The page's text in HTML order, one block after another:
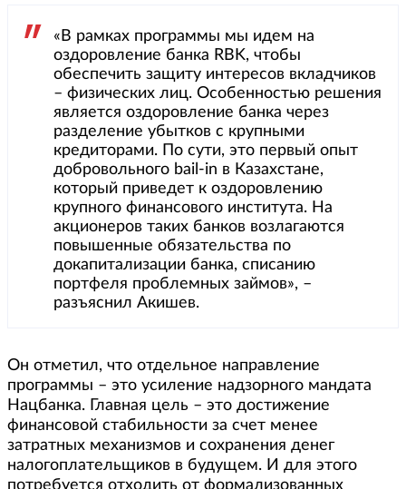
«В рамках программы мы идем на
оздоровление банка RBK, чтобы
обеспечить защиту интересов вкладчиков
– физических лиц. Особенностью решения
является оздоровление банка через
разделение убытков с крупными
кредиторами. По сути, это первый опыт
добровольного bail-in в Казахстане,
который приведет к оздоровлению
крупного финансового института. На
акционеров таких банков возлагаются
повышенные обязательства по
докапитализации банка, списанию
портфеля проблемных займов», –
разъяснил Акишев.
Он отметил, что отдельное направление
программы – это усиление надзорного мандата
Нацбанка. Главная цель – это достижение
финансовой стабильности за счет менее
затратных механизмов и сохранения денег
налогоплательщиков в будущем. И для этого
потребуется отходить от формализованных